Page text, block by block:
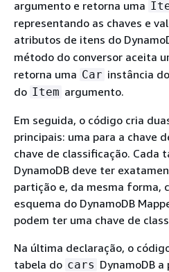
argumento e retorna uma
representando as chaves e
atributos de itens do
método do conversor aceita
retorna uma Car instância
do Item argumento.
Em seguida, o código cria
principais: uma para a chave
chave de classificação. Cada
DynamoDB deve ter
partição e, da mesma forma,
esquema do DynamoDB
podem ter uma chave de
Na última declaração, o
tabela do cars DynamoDB